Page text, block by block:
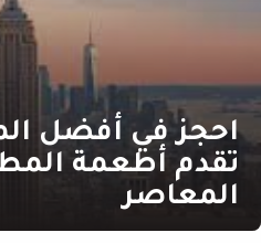
احجز في أفضل
تقدم أطعمة
المعاصر